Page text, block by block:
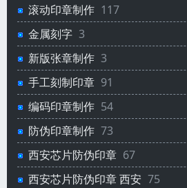
滚动印章制作 117
金属刻字 3
新版张章制作 3
手工刻制印章 91
编码印章制作 54
防伪印章制作 73
西安芯片防伪印章 67
西安芯片防伪印章 西安 75